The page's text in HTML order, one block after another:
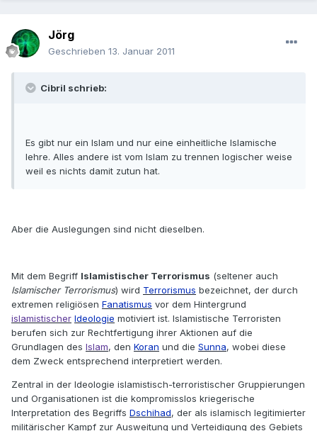
Jörg
Geschrieben 13. Januar 2011
Cibril schrieb:
Es gibt nur ein Islam und nur eine einheitliche Islamische
lehre. Alles andere ist vom Islam zu trennen logischer weise
weil es nichts damit zutun hat.
Aber die Auslegungen sind nicht dieselben.
Mit dem Begriff Islamistischer Terrorismus (seltener auch
Islamischer Terrorismus) wird Terrorismus bezeichnet, der durch
extremen religiösen Fanatismus vor dem Hintergrund
islamistischer Ideologie motiviert ist. Islamistische Terroristen
berufen sich zur Rechtfertigung ihrer Aktionen auf die
Grundlagen des Islam, den Koran und die Sunna, wobei diese
dem Zweck entsprechend interpretiert werden.
Zentral in der Ideologie islamistisch-terroristischer Gruppierungen
und Organisationen ist die kompromisslos kriegerische
Interpretation des Begriffs Dschihad, der als islamisch legitimierter
militärischer Kampf zur Ausweitung und Verteidigung des Gebiets